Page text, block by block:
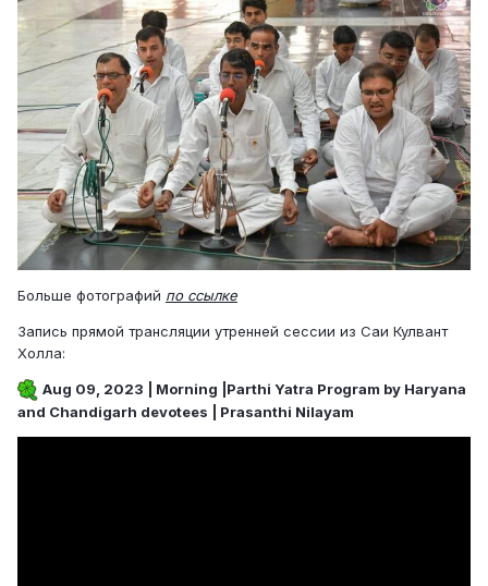
Больше фотографий по ссылке
Запись прямой трансляции утренней сессии из Саи Кулвант
Холла:
Aug 09, 2023 | Morning |Parthi Yatra Program by Haryana
and Chandigarh devotees | Prasanthi Nilayam